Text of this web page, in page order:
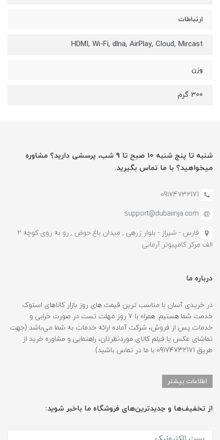
ارتباطات
HDMI, Wi-Fi, dlna, AirPlay, Cloud, Mircast
وزن
300 گرم
شنبه تا پنج شنبه 10 صبح تا 9 شب، پرسشی دارید؟ مشاوره
میخواهید؟ با ما تماس بگیرید.
09174732171
support@dubaiinja.com
فارس - شیراز - بلوار زرهی , میدان باغ حوض , رو به روی کوچه 2
الف مرکز کامپیوتر آرمانی
درباره ما
در خریدی آسان با مناسب ترین قیمت های روز بازار کالاهای استوک
خدمت شما هستیم. همراه با 7 روز مهلت تست در صورت خرابی و
خدمات پس از فروش، شرکت آماده ارائه خدمات به شما می‌باشد (جهت
تماشای عکس یا فیلم کالای موردنظرتان، راهنمایی و مشاوره خرید از
طریق 09174732171 با ما در تماس باشید).
اطلاعات بیشتر
از تخفیف‌ها و جدیدترین‌های فروشگاه ما باخبر شوید: